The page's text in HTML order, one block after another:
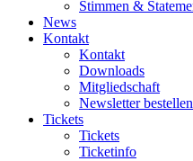
Stimmen &
News
Kontakt
Kontakt
Downloads
Mitgliedschaft
Newsletter bestellen
Tickets
Tickets
Ticketinfo